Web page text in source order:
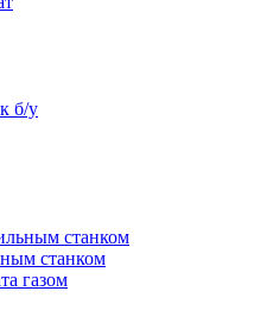
б/у
станком
станком
газом